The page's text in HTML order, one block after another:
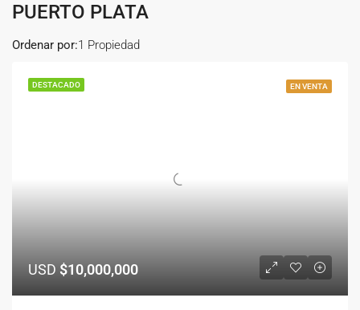
PUERTO PLATA
1 Propiedad
Ordenar por:
DESTACADO EN VENTA
USD $10,000,000